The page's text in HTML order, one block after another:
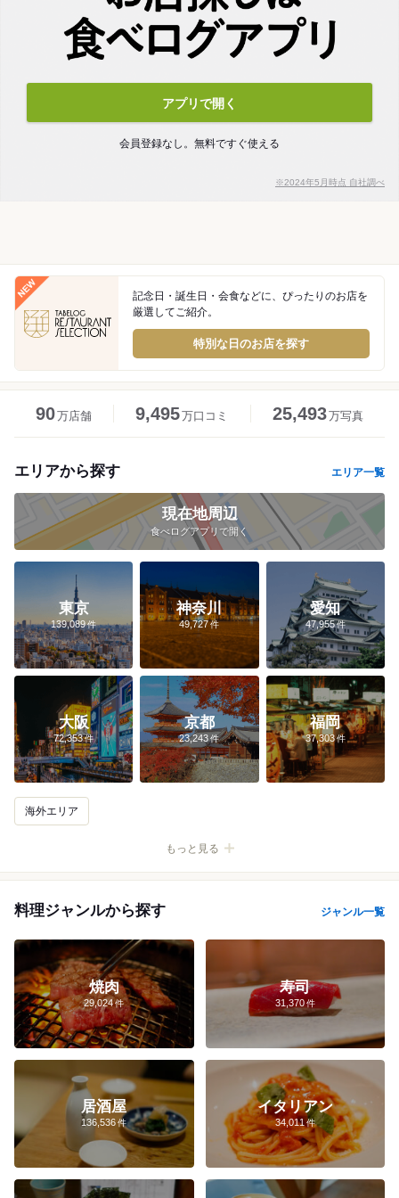
アプリで開く
会員登録なし。無料ですぐ使える
※2024年5月時点 自社調べ
記念日・誕生日・会食などに、ぴったりのお店を
厳選してご紹介。
特別な日のお店を探す
90万店舗 9,495万口コミ 25,493万写真
エリアから探す エリア一覧
現在地周辺
食べログアプリで開く
東京
139,089
神奈川
49,727
愛知
47,955
大阪
72,353
京都
23,243
福岡
37,303
海外エリア
恵比寿
有楽町 原宿 築地
新橋
日本橋
代官山 麻布十番 飯田橋 中目黒 五反田
東京
自由が丘
丸の内 御茶ノ水
梅田 難波 京都 大宮 名古屋 すすきの 天神
横浜
桜木町
みなとみらい 元町・中華街
新宿×ランチ 渋谷×ラーメン 渋谷×居酒屋
銀座×ランチ
料理ジャンルから探す ジャンル一覧
焼肉
29,024
寿司
31,370
居酒屋
136,536
イタリアン
34,011